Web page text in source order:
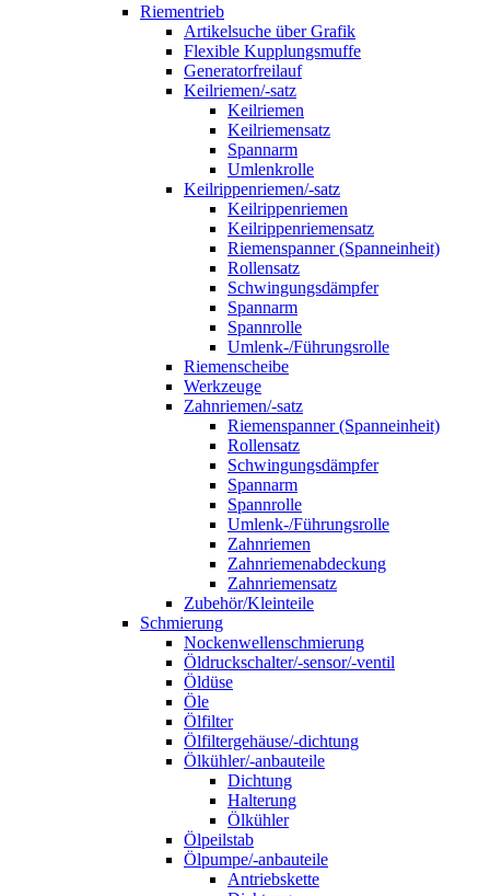
Riementrieb
Artikelsuche über Grafik
Flexible Kupplungsmuffe
Generatorfreilauf
Keilriemen/-satz
Keilriemen
Keilriemensatz
Spannarm
Umlenkrolle
Keilrippenriemen/-satz
Keilrippenriemen
Keilrippenriemensatz
Riemenspanner (Spanneinheit)
Rollensatz
Schwingungsdämpfer
Spannarm
Spannrolle
Umlenk-/Führungsrolle
Riemenscheibe
Werkzeuge
Zahnriemen/-satz
Riemenspanner (Spanneinheit)
Rollensatz
Schwingungsdämpfer
Spannarm
Spannrolle
Umlenk-/Führungsrolle
Zahnriemen
Zahnriemenabdeckung
Zahnriemensatz
Zubehör/Kleinteile
Schmierung
Nockenwellenschmierung
Öldruckschalter/-sensor/-ventil
Öldüse
Öle
Ölfilter
Ölfiltergehäuse/-dichtung
Ölkühler/-anbauteile
Dichtung
Halterung
Ölkühler
Ölpeilstab
Ölpumpe/-anbauteile
Antriebskette